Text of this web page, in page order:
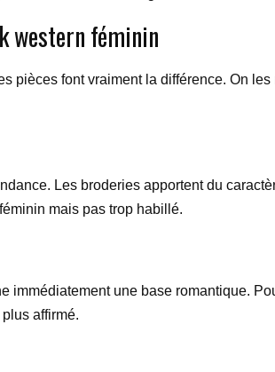
western féminin
pièces font vraiment la différence. On
Les broderies apportent du
mais pas trop habillé.
une base romantique.
affirmé.